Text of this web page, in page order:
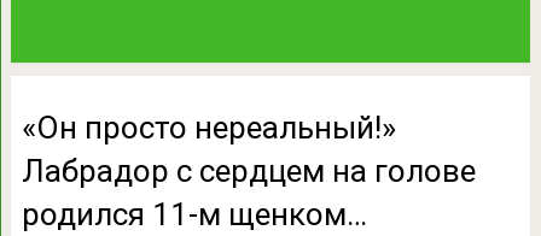
«Он просто нереальный!»
Лабрадор с сердцем на голове
родился 11-м щенком…